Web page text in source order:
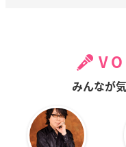
みんなが